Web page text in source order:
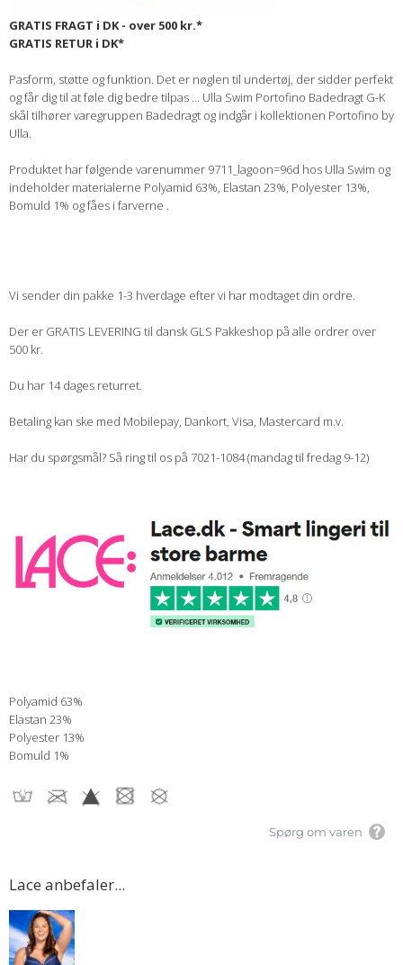
GRATIS FRAGT i DK - over 500 kr.*
GRATIS RETUR i DK*
Pasform, støtte og funktion. Det er nøglen til undertøj, der sidder perfekt
og får dig til at føle dig bedre tilpas ... Ulla Swim Portofino Badedragt G-K
skål tilhører varegruppen Badedragt og indgår i kollektionen Portofino by
Ulla.
Produktet har følgende varenummer 9711_lagoon=96d hos Ulla Swim og
indeholder materialerne Polyamid 63%, Elastan 23%, Polyester 13%,
Bomuld 1% og fåes i farverne .
Vi sender din pakke 1-3 hverdage efter vi har modtaget din ordre.
Der er GRATIS LEVERING til dansk GLS Pakkeshop på alle ordrer over
500 kr.
Du har 14 dages returret.
Betaling kan ske med Mobilepay, Dankort, Visa, Mastercard m.v.
Har du spørgsmål? Så ring til os på 7021-1084 (mandag til fredag 9-12)
Polyamid 63%
Elastan 23%
Polyester 13%
Bomuld 1%
Spørg om varen
Lace anbefaler...